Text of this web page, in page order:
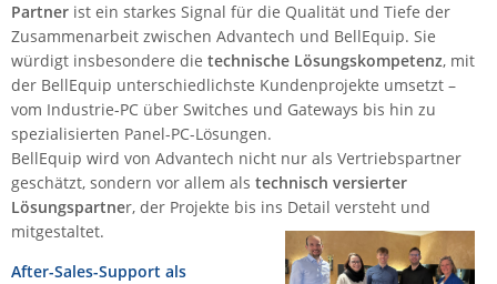
LigoWave
Milesight
Moxa
Netio
Panorama Antennas
PatchSee
Power Kingdom
Poynting
Partner ist ein starkes Signal für die Qualität und Tiefe der
Zusammenarbeit zwischen Advantech und BellEquip. Sie
würdigt insbesondere die technische Lösungskompetenz, mit
der BellEquip unterschiedlichste Kundenprojekte umsetzt –
vom Industrie-PC über Switches und Gateways bis hin zu
spezialisierten Panel-PC-Lösungen.
BellEquip wird von Advantech nicht nur als Vertriebspartner
geschätzt, sondern vor allem als technisch versierter
Lösungspartner, der Projekte bis ins Detail versteht und
mitgestaltet.
After-Sales-Support als